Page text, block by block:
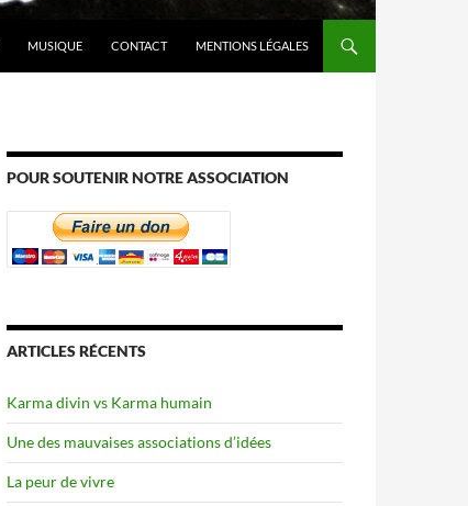
MUSIQUE CONTACT MENTIONS LÉGALES
POUR SOUTENIR NOTRE ASSOCIATION
ARTICLES RÉCENTS
Karma divin vs Karma humain
Une des mauvaises associations d’idées
La peur de vivre